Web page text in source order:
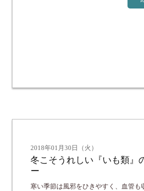
2018年01月30日（火）
冬こそうれしい『いも類』
ー
寒い季節は風邪をひきやすく、血管も